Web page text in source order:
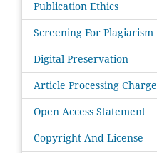
Publication Ethics
Screening For Plagiarism
Digital Preservation
Article Processing Charge
Open Access Statement
Copyright And License